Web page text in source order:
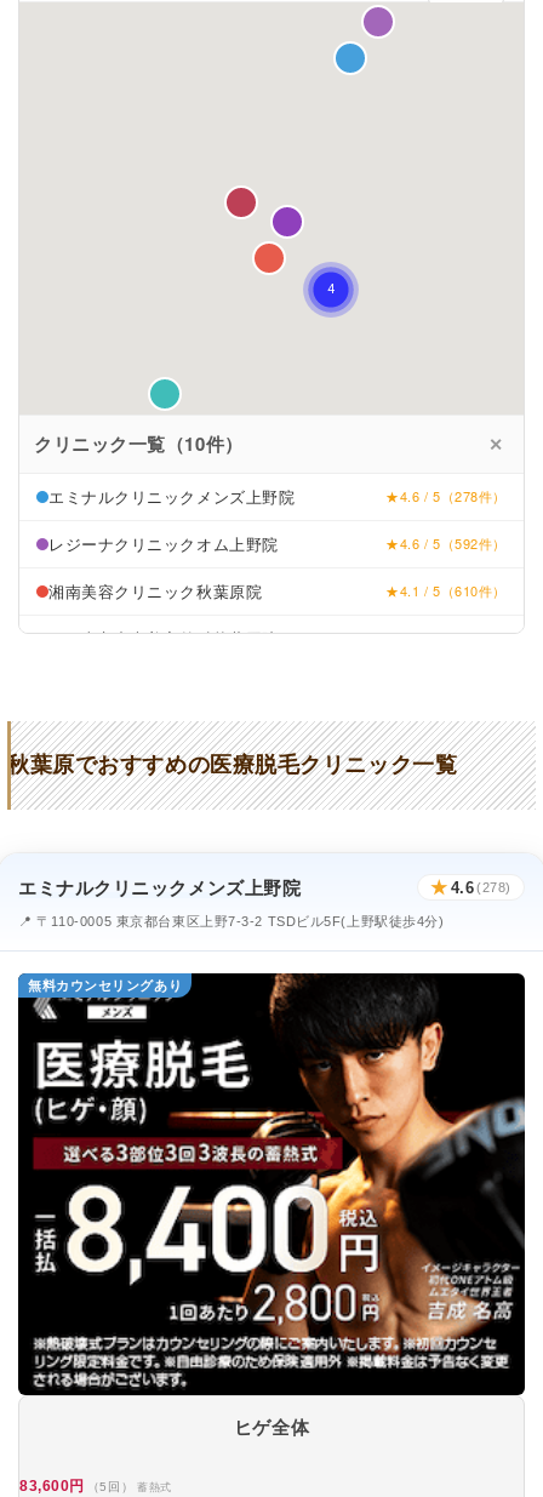
クリニック一覧（10件） ✕
エミナルクリニックメンズ上野院 ★4.6 / 5（278件）
レジーナクリニックオム上野院 ★4.6 / 5（592件）
湘南美容クリニック秋葉原院 ★4.1 / 5（610件）
TCB東京中央美容外科秋葉原院 ★4.2 / 5（1,040件）
メンズケアクリニック秋葉原院 ★5.0 / 5（20件）
秋葉原美容クリニック ★4.2 / 5（30件）
雪月花ビューティークリニック秋葉原
神田ホリスティックひふ科 ★4.9 / 5（26件）
秋葉原でおすすめの医療脱毛クリニック一覧
エミナルクリニックメンズ上野院 ★ 4.6(278)
📍 〒110-0005 東京都台東区上野7-3-2 TSDビル5F(上野駅徒歩4分)
無料カウンセリングあり
ヒゲ全体
83,600円 （5回） 蓄熱式